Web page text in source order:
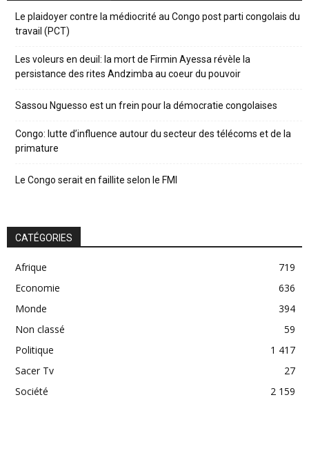
Le plaidoyer contre la médiocrité au Congo post parti congolais du
travail (PCT)
Les voleurs en deuil: la mort de Firmin Ayessa révèle la
persistance des rites Andzimba au coeur du pouvoir
Sassou Nguesso est un frein pour la démocratie congolaises
Congo: lutte d’influence autour du secteur des télécoms et de la
primature
Le Congo serait en faillite selon le FMI
CATÉGORIES
Afrique
719
Economie
636
Monde
394
Non classé
59
Politique
1 417
Sacer Tv
27
Société
2 159